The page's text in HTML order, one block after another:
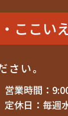
ここい
い。
営業時間：
定休日：毎週